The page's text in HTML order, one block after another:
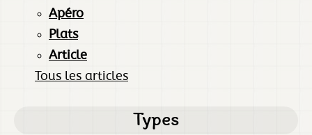
Apéro
Plats
Article
Tous les articles
Types